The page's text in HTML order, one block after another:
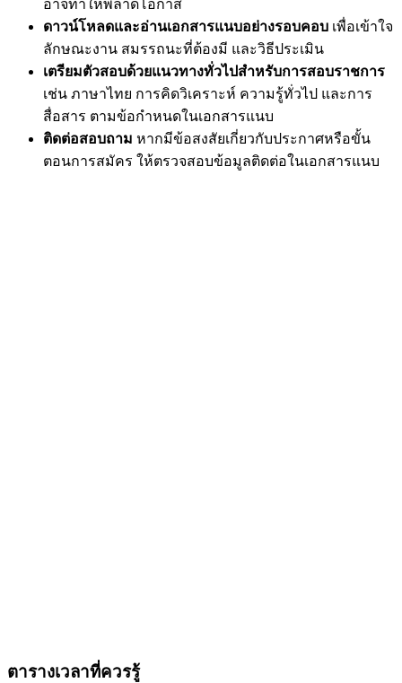
อาจทำให้พลาดโอกาส
ดาวน์โหลดและอ่านเอกสารแนบอย่างรอบคอบ เพื่อเข้าใจ
ลักษณะงาน สมรรถนะที่ต้องมี และวิธีประเมิน
เตรียมตัวสอบด้วยแนวทางทั่วไปสำหรับการสอบราชการ
เช่น ภาษาไทย การคิดวิเคราะห์ ความรู้ทั่วไป และการ
สื่อสาร ตามข้อกำหนดในเอกสารแนบ
ติดต่อสอบถาม หากมีข้อสงสัยเกี่ยวกับประกาศหรือขั้น
ตอนการสมัคร ให้ตรวจสอบข้อมูลติดต่อในเอกสารแนบ
ตารางเวลาที่ควรรู้